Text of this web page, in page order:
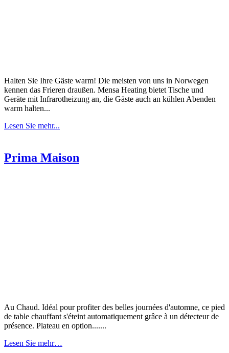
Halten Sie Ihre Gäste warm! Die meisten von uns in Norwegen
kennen das Frieren draußen. Mensa Heating bietet Tische und
Geräte mit Infrarotheizung an, die Gäste auch an kühlen Abenden
warm halten...
Lesen Sie mehr...
Prima Maison
Au Chaud. Idéal pour profiter des belles journées d'automne, ce pied
de table chauffant s'éteint automatiquement grâce à un détecteur de
présence. Plateau en option.......
Lesen Sie mehr…